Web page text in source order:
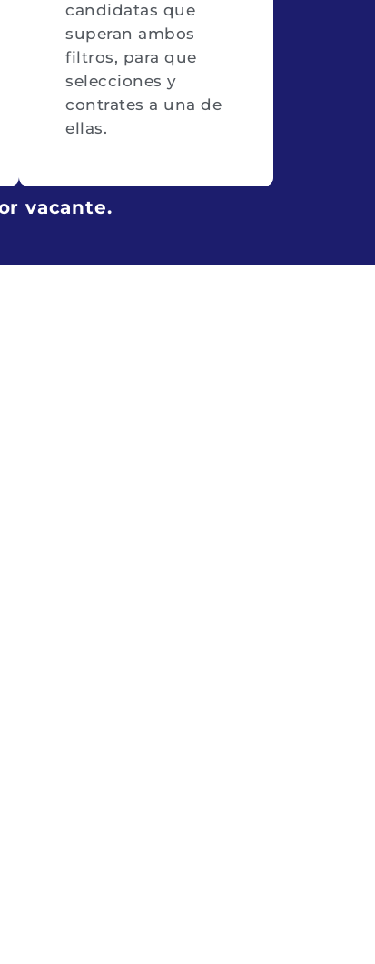
candidatas que
superan ambos
filtros, para que
selecciones y
contrates a una de
ellas.
vacante.